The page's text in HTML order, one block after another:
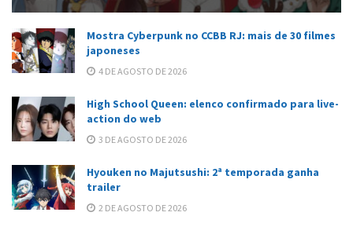
Mostra Cyberpunk no CCBB RJ: mais de 30 filmes
japoneses
4 DE AGOSTO DE 2026
High School Queen: elenco confirmado para live-
action do web
3 DE AGOSTO DE 2026
Hyouken no Majutsushi: 2ª temporada ganha
trailer
2 DE AGOSTO DE 2026